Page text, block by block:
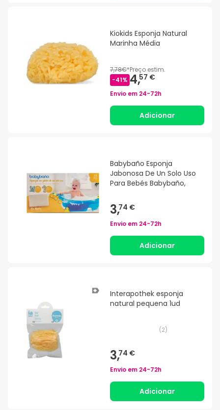
Kiokids Esponja Natural
Marinha Média
7,78€*Preço estim.
-41% 4,57 €
Envio em 24-72h
Adicionar
Babybaño Esponja
Jabonosa De Un Solo Uso
Para Bebés Babybaño,
3,74 €
Envio em 24-72h
Adicionar
Interapothek esponja
natural pequena 1ud
(2)
3,74 €
Envio em 24-72h
Adicionar